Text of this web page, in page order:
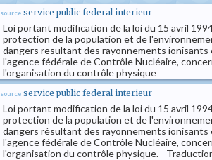
source service public federal interieur
Loi portant modification de la loi du 15 avril
protection de la population et de
dangers resultant des rayonnements ionisants
l'agence fédérale de Contrôle Nucléaire,
l'organisation du contrôle physique
source service public federal interieur
Loi portant modification de la loi du 15 avril
protection de la population et de
dangers résultant des rayonnements ionisants
l'agence fédérale de Contrôle Nucléaire,
l'organisation du contrôle physique. -